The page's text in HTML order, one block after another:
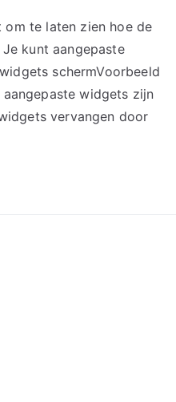
te laten zien hoe de
kunt aangepaste
schermVoorbeeld
widgets zijn
vervangen door